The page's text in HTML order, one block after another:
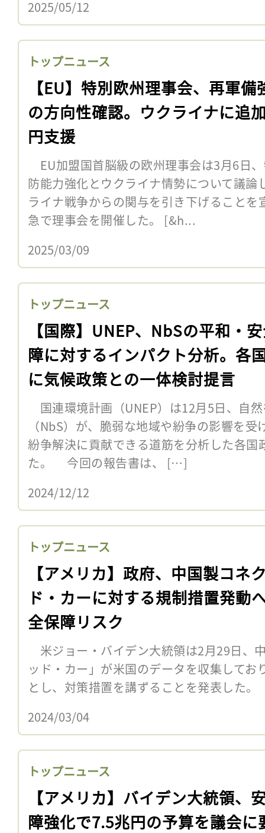
2025/05/12
トップニュース
【EU】特別欧州理事会、再軍備
の方向性確認。ウクライナに追
円支援
EU加盟国首脳級の欧州理事会は3月6日
防能力強化とウクライナ情勢について議論
ライナ戦争からの関与を引き下げることを
急で理事会を開催した。 [&h...
2025/03/09
トップニュース
【国際】UNEP、NbSの平和・
障に対するインパクト分析。各
に気候政策との一体検討提言
国連環境計画（UNEP）は12月5日、自
（NbS）が、脆弱な地域や紛争の影響を
紛争解決に貢献できる道筋を分析した各国
た。 今回の報告書は、 […]
2024/12/12
トップニュース
【アメリカ】政府、中国製コネ
ド・カーに対する規制措置発動
全保障リスク
米ジョー・バイデン大統領は2月29日、
ッド・カー」が米国のデータを収集してお
とし、対策措置を講ずることを発表した
2024/03/04
トップニュース
【アメリカ】バイデン大統領、
障強化で7.5兆円の予算を議会に